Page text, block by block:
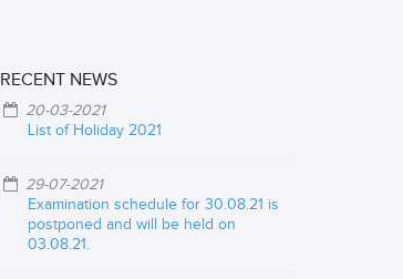
RECENT NEWS
20-03-2021
List of Holiday 2021
29-07-2021
Examination schedule for 30.08.21 is
postponed and will be held on
03.08.21.